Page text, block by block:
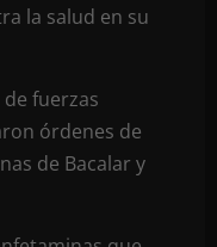
la salud en su
fuerzas
órdenes de
de Bacalar y